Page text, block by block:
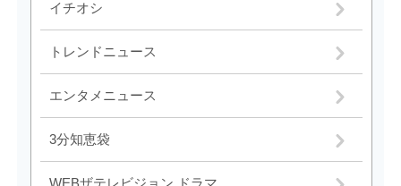
イチオシ
トレンドニュース
エンタメニュース
3分知恵袋